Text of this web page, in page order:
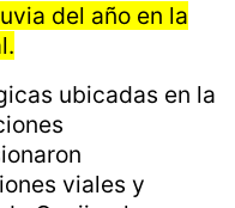
del año
del Gobierno de
de los
del año en la